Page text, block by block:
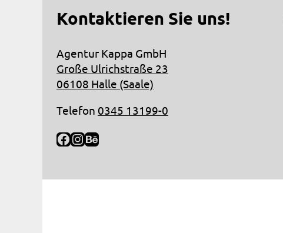
Kontaktieren Sie uns!
Agentur Kappa GmbH
Große Ulrichstraße 23
06108 Halle (Saale)
Telefon 0345 13199-0
Facebook
Instagram
Behance